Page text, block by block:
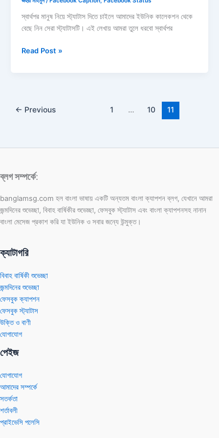
স্বার্থপর মানুষ নিয়ে স্ট্যাটাস দিতে চাইলে আমাদের ইউনিক কালেকশন থেকে
বেছে নিন সেরা স্ট্যাটাসটি। এই লেখায় আমরা তুলে ধরবো স্বার্থপর
স্বার্থপর
আত্মীয়,
২০২৬
Read Post »
← Previous 1 … 10 11
ব্লগ সম্পর্কে:
banglamsg.com হল বাংলা ভাষায় একটি অন্যতম বাংলা ক্যাপশন ব্লগ, যেখানে আমরা
জন্মদিনের শুভেচ্ছা, বিবাহ বার্ষিকীর শুভেচ্ছা, ফেসবুক স্ট্যাটাস এবং বাংলা ক্যাপশনসহ নানান
বাংলা মেসেজ প্রকাশ করি যা ইউনিক ও সবার জন্যে উন্মুক্ত।
ক্যাটাগরি
বিবাহ বার্ষিকী শুভেচ্ছা
জন্মদিনের শুভেচ্ছা
ফেসবুক ক্যাপশন
ফেসবুক স্ট্যাটাস
উক্তি ও বাণী
যোগাযোগ
পেইজ
যোগাযোগ
আমাদের সম্পর্কে
সতর্কতা
শর্তাবলী
প্রাইভেসি পলেসি